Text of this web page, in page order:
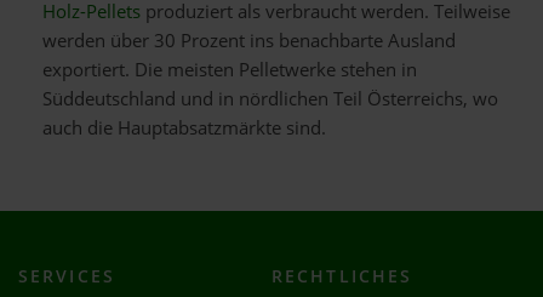
Holz-Pellets produziert als verbraucht werden. Teilweise
werden über 30 Prozent ins benachbarte Ausland
exportiert. Die meisten Pelletwerke stehen in
Süddeutschland und in nördlichen Teil Österreichs, wo
auch die Hauptabsatzmärkte sind.
SERVICES RECHTLICHES